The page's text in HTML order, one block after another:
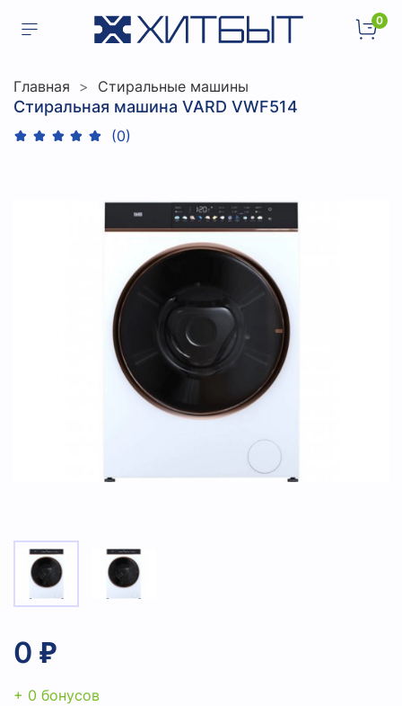
0
Главная Стиральные машины
Стиральная машина VARD VWF514
(0)
0 ₽
+ 0 бонусов